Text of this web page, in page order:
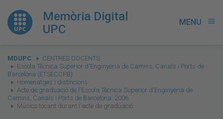
Memòria Digital
UPC
MENU menu
You
are
here:
MDUPC
CENTRES DOCENTS
Escola Tècnica Superior d'Enginyeria de Camins, Canals i Ports de
Barcelona (ETSECCPB)
Homenatges i distincions
Acte de graduació de l'Escola Tècnica Superior d'Enginyeria de
Camins, Canals i Ports de Barcelona. 2006
Músics tocant durant l'acte de graduació